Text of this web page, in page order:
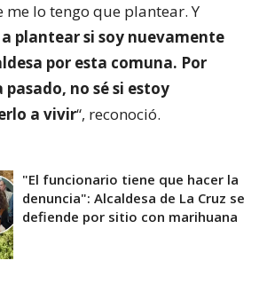
me lo tengo que plantear. Y
plantear si soy nuevamente
por esta comuna. Por
no sé si estoy
a vivir“, reconoció.
"El funcionario tiene que hacer la
denuncia": Alcaldesa de La Cruz se
defiende por sitio con marihuana